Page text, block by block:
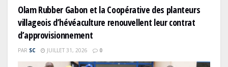
Olam Rubber Gabon et la Coopérative des planteurs
villageois d’hévéaculture renouvellent leur contrat
d’approvisionnement
PAR SC JUILLET 31, 2026 0